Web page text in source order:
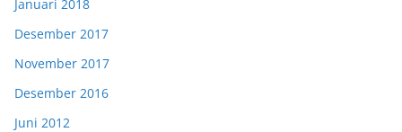
Januari 2018
Desember 2017
November 2017
Desember 2016
Juni 2012